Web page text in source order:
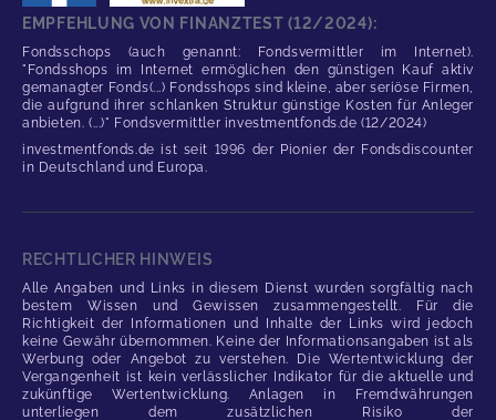
EMPFEHLUNG VON FINANZTEST (12/2024):
Fondsschops (auch genannt: Fondsvermittler im Internet).
"Fondsshops im Internet ermöglichen den günstigen Kauf aktiv
gemanagter Fonds(...) Fondsshops sind kleine, aber seriöse Firmen,
die aufgrund ihrer schlanken Struktur günstige Kosten für Anleger
anbieten. (...)" Fondsvermittler investmentfonds.de (12/2024)
investmentfonds.de ist seit 1996 der Pionier der Fondsdiscounter
in Deutschland und Europa.
RECHTLICHER HINWEIS
Alle Angaben und Links in diesem Dienst wurden sorgfältig nach
bestem Wissen und Gewissen zusammengestellt. Für die
Richtigkeit der Informationen und Inhalte der Links wird jedoch
keine Gewähr übernommen. Keine der Informationsangaben ist als
Werbung oder Angebot zu verstehen. Die Wertentwicklung der
Vergangenheit ist kein verlässlicher Indikator für die aktuelle und
zukünftige Wertentwicklung. Anlagen in Fremdwährungen
unterliegen dem zusätzlichen Risiko der